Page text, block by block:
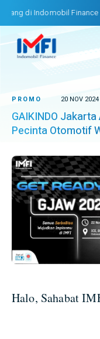
di Indomobil Finance
PROMO 20 NOV 2024
GAIKINDO
Pecinta Otomotif
Halo, Sahabat